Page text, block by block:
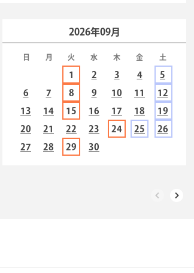
2026年09月
日 月 火 水 木 金 土
1 2 3 4
5
6
7 8 9 10 11
12
13
14 15 16 17 18
19
20
21 22 23 24 25
26
27
28 29 30
ラのひかり